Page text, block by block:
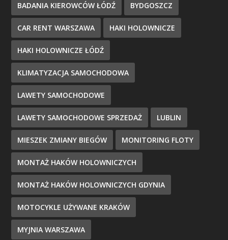
BADANIA KIEROWCÓW ŁÓDŹ BYDGOSZCZ
CAR RENT WARSZAWA HAKI HOLOWNICZE
HAKI HOLOWNICZE ŁÓDŹ
KLIMATYZACJA SAMOCHODOWA
LAWETY SAMOCHODOWE
LAWETY SAMOCHODOWE SPRZEDAŻ LUBLIN
MIESZEK ZMIANY BIEGÓW MONITORING FLOTY
MONTAŻ HAKÓW HOLOWNICZYCH
MONTAŻ HAKÓW HOLOWNICZYCH GDYNIA
MOTOCYKLE UŻYWANE KRAKÓW
MYJNIA WARSZAWA